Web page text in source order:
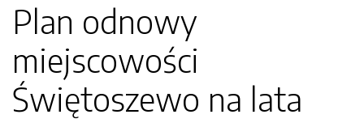
Plan odnowy
miejscowości
Świętoszewo na lata